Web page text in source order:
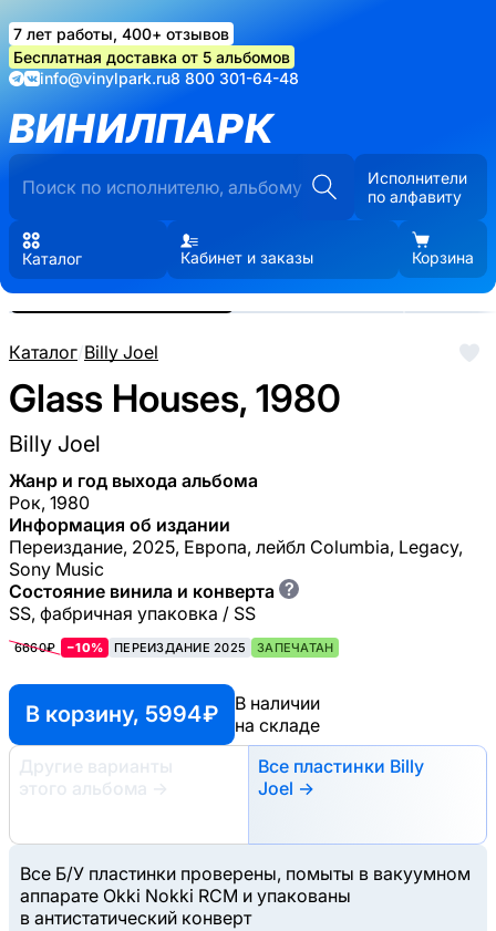
7 лет работы, 400+ отзывов
Бесплатная доставка от 5 альбомов
info@vinylpark.ru8 800 301-64-48
ВИНИЛПАРК
Исполнители
по алфавиту
Каталог Кабинет и заказы Корзина
Каталог/Billy Joel
Glass Houses, 1980
Billy Joel
Жанр и год выхода альбома
Рок, 1980
Информация об издании
Переиздание, 2025, Европа, лейбл Columbia, Legacy,
Sony Music
Состояние винила и конверта ?
SS, фабричная упаковка / SS
6660₽ −10% ПЕРЕИЗДАНИЕ 2025 ЗАПЕЧАТАН
В корзину, 5994 ₽
В наличии
на складе
Другие варианты
этого альбома
→
Все пластинки Billy
Joel →
Все Б/У пластинки проверены, помыты в вакуумном
аппарате Okki Nokki RCM и упакованы
в антистатический конверт
Реальные фото пластинки.
Нажмите, чтобы увеличить